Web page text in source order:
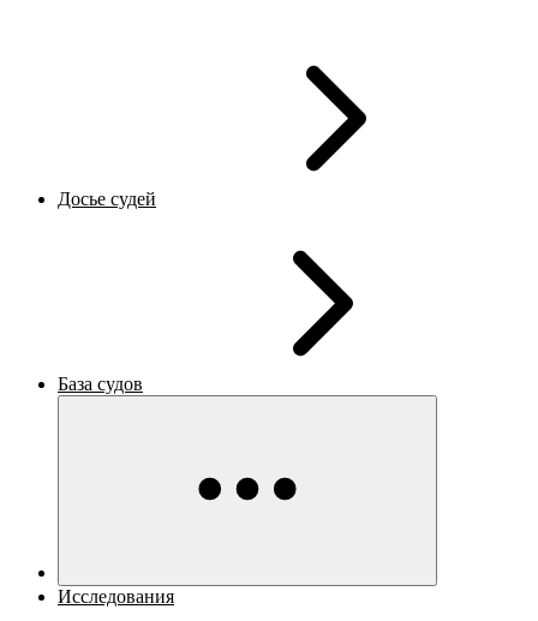
Досье судей
База судов
Исследования